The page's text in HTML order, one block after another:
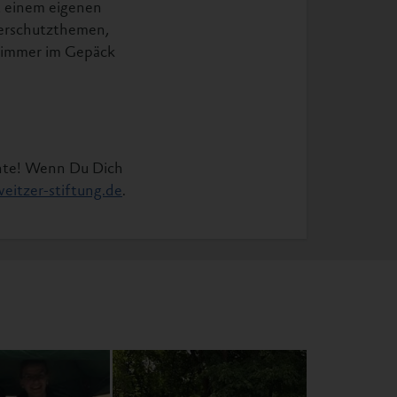
eigenen
im Gepäck
Wenn Du Dich
stiftung.de.